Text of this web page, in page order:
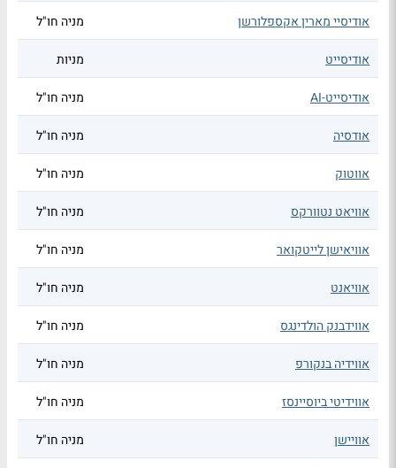
אודיסיי מארין אקספלורשן מניה חו"ל
אודיסייט מניות
אודיסייט-AI מניה חו"ל
אודסיה מניה חו"ל
אווטוק מניה חו"ל
אוויאט נטוורקס מניה חו"ל
אוויאישן לייטקואר מניה חו"ל
אוויאנט מניה חו"ל
אווידבנק הולדינגס מניה חו"ל
אווידיה בנקורפ מניה חו"ל
אווידיטי ביוסיינסז מניה חו"ל
אוויישן מניה חו"ל